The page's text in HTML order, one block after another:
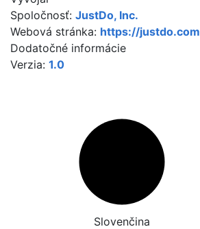
Spoločnosť: JustDo, Inc.
Webová stránka: https://justdo.com
Dodatočné informácie
Verzia: 1.0
Slovenčina